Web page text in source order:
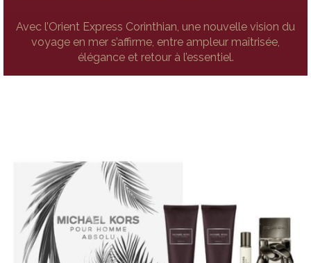
Avec l’Orient Express Corinthian, une nouvelle vision du
voyage en mer s’affirme, entre ampleur maîtrisée,
élégance et retour à l’essentiel.